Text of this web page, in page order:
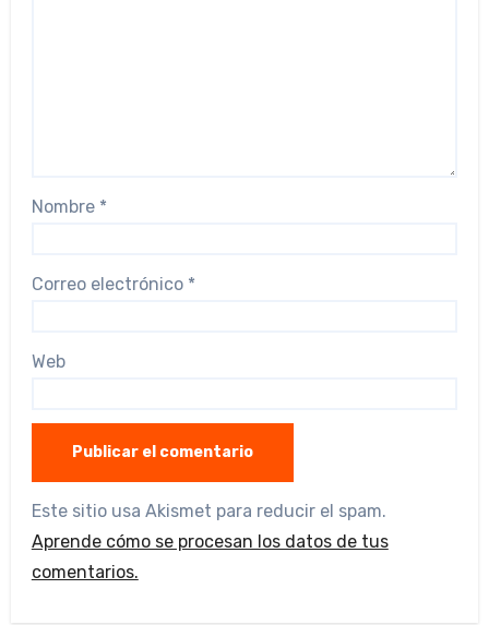
Nombre *
Correo electrónico *
Web
Este sitio usa Akismet para reducir el spam.
Aprende cómo se procesan los datos de tus
comentarios.